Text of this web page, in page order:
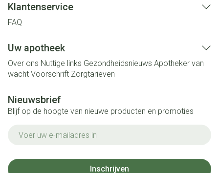
Klantenservice
FAQ
Uw apotheek
Over ons Nuttige links Gezondheidsnieuws Apotheker van
wacht Voorschrift Zorgtarieven
Nieuwsbrief
Blijf op de hoogte van nieuwe producten en promoties
Inschrijven